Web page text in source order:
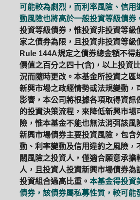
可能較為劇烈，而利率風險、信用
動風險也將高於一般投資等級債券
投資等級債券，惟投資非投資等級
家之債券為限，且投資非投資等級
Rule 144A規定之債券總金額不得
價值之百分之四十(含)，以上投資
況而隨時更改。本基金所投資之區
新興市場之政經情勢或法規變動，
影響，本公司將根據各項取得資訊
的投資決策流程，來降低新興市場
險，惟本基金不能也無法消弭該風
新興市場債券主要投資風險，包含
動、利率變動及信用違約之風險，
關風險之投資人，僅適合願意承擔
人，且投資人投資新興市場債券為
投資組合過高比重。 本基金得投資
債券，該債券屬私募性質，較可能